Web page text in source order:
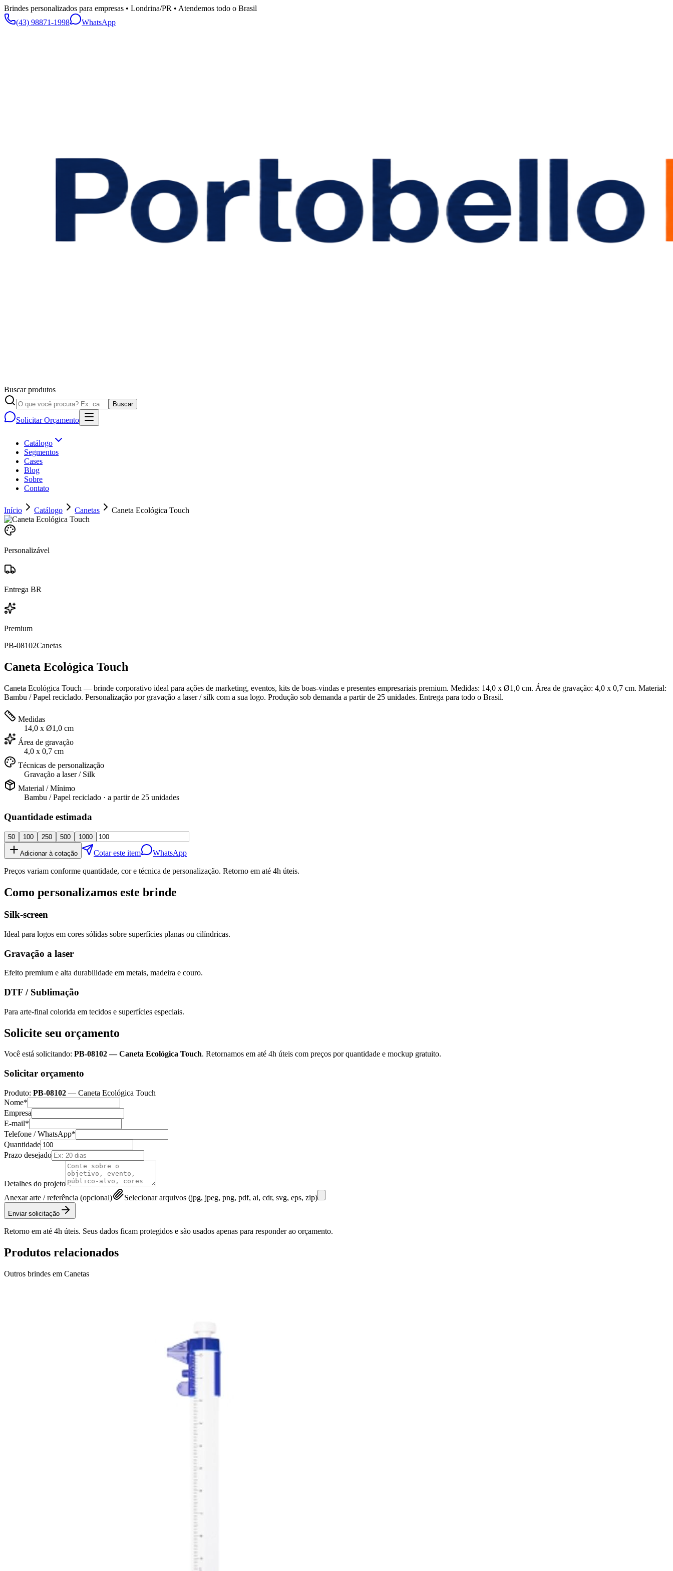
Brindes personalizados para empresas • Londrina/PR • Atendemos todo o Brasil
(43) 98871-1998
WhatsApp
Buscar produtos
Buscar
Solicitar Orçamento
Catálogo
Segmentos
Cases
Blog
Sobre
Contato
Início Catálogo Canetas Caneta Ecológica Touch
Personalizável
Entrega BR
Premium
PB-08102Canetas
Caneta Ecológica Touch
Caneta Ecológica Touch — brinde corporativo ideal para ações de marketing, eventos, kits de boas-vindas e presentes empresariais premium. Medidas: 14,0 x Ø1,0 cm. Área de gravação: 4,0 x 0,7 cm. Material:
Bambu / Papel reciclado. Personalização por gravação a laser / silk com a sua logo. Produção sob demanda a partir de 25 unidades. Entrega para todo o Brasil.
Medidas
14,0 x Ø1,0 cm
Área de gravação
4,0 x 0,7 cm
Técnicas de personalização
Gravação a laser / Silk
Material / Mínimo
Bambu / Papel reciclado · a partir de 25 unidades
Quantidade estimada
50 100 250 500 1000
Adicionar à cotação Cotar este item WhatsApp
Preços variam conforme quantidade, cor e técnica de personalização. Retorno em até 4h úteis.
Como personalizamos este brinde
Silk-screen
Ideal para logos em cores sólidas sobre superfícies planas ou cilíndricas.
Gravação a laser
Efeito premium e alta durabilidade em metais, madeira e couro.
DTF / Sublimação
Para arte-final colorida em tecidos e superfícies especiais.
Solicite seu orçamento
Você está solicitando: PB-08102—Caneta Ecológica Touch. Retornamos em até 4h úteis com preços por quantidade e mockup gratuito.
Solicitar orçamento
Produto: PB-08102 — Caneta Ecológica Touch
Nome*
Empresa
E-mail*
Telefone / WhatsApp*
Quantidade
Prazo desejado
Detalhes do projeto
Anexar arte / referência (opcional)
Selecionar arquivos (jpg, jpeg, png, pdf, ai, cdr, svg, eps, zip)
Enviar solicitação
Retorno em até 4h úteis. Seus dados ficam protegidos e são usados apenas para responder ao orçamento.
Produtos relacionados
Outros brindes em Canetas